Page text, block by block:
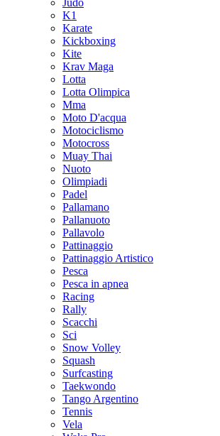
Judo
K1
Karate
Kickboxing
Kite
Krav Maga
Lotta
Lotta Olimpica
Mma
Moto D'acqua
Motociclismo
Motocross
Muay Thai
Nuoto
Olimpiadi
Padel
Pallamano
Pallanuoto
Pallavolo
Pattinaggio
Pattinaggio Artistico
Pesca
Pesca in apnea
Racing
Rally
Scacchi
Sci
Snow Volley
Squash
Surfcasting
Taekwondo
Tango Argentino
Tennis
Vela